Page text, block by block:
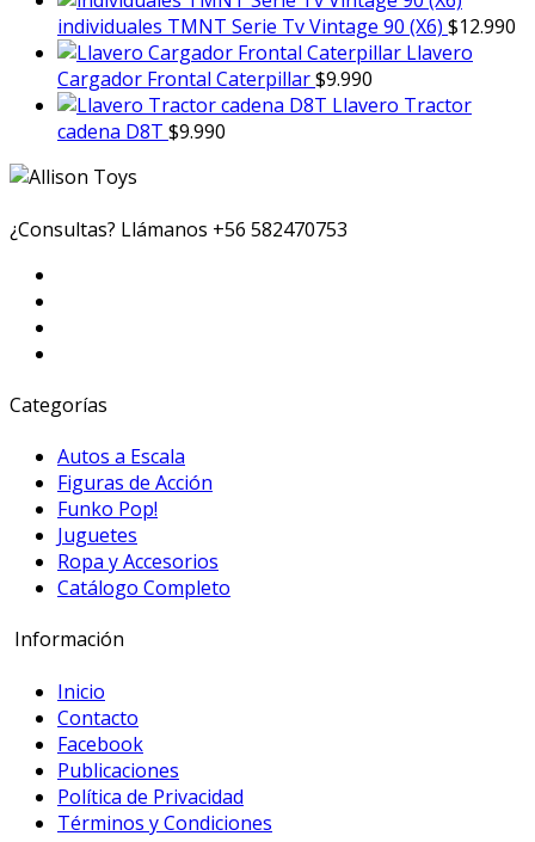
individuales TMNT Serie Tv Vintage 90 (X6) $12.990
Llavero
Cargador Frontal Caterpillar$9.990
Llavero Tractor
cadena D8T $9.990
¿Consultas? Llámanos +56 582470753
Categorías
Autos a Escala
Figuras de Acción
Funko Pop!
Juguetes
Ropa y Accesorios
Catálogo Completo
Información
Inicio
Contacto
Facebook
Publicaciones
Política de Privacidad
Términos y Condiciones